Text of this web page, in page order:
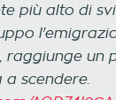
più alto di
raggiunge un
scendere.